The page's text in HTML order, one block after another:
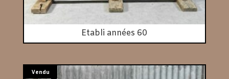
Etabli années 60
Vendu